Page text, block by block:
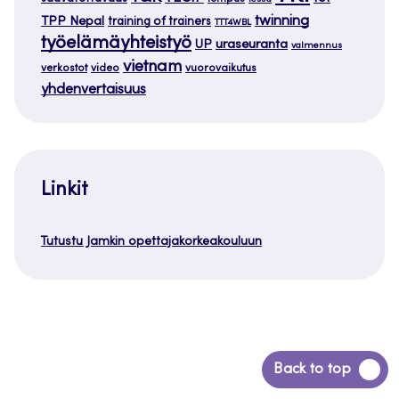
TPP Nepal training of trainers TTT4WBL twinning
työelämäyhteistyö UP uraseuranta valmennus
verkostot video vietnam vuorovaikutus
yhdenvertaisuus
Linkit
Tutustu Jamkin opettajakorkeakouluun
Back to top
Siirry
takaisin